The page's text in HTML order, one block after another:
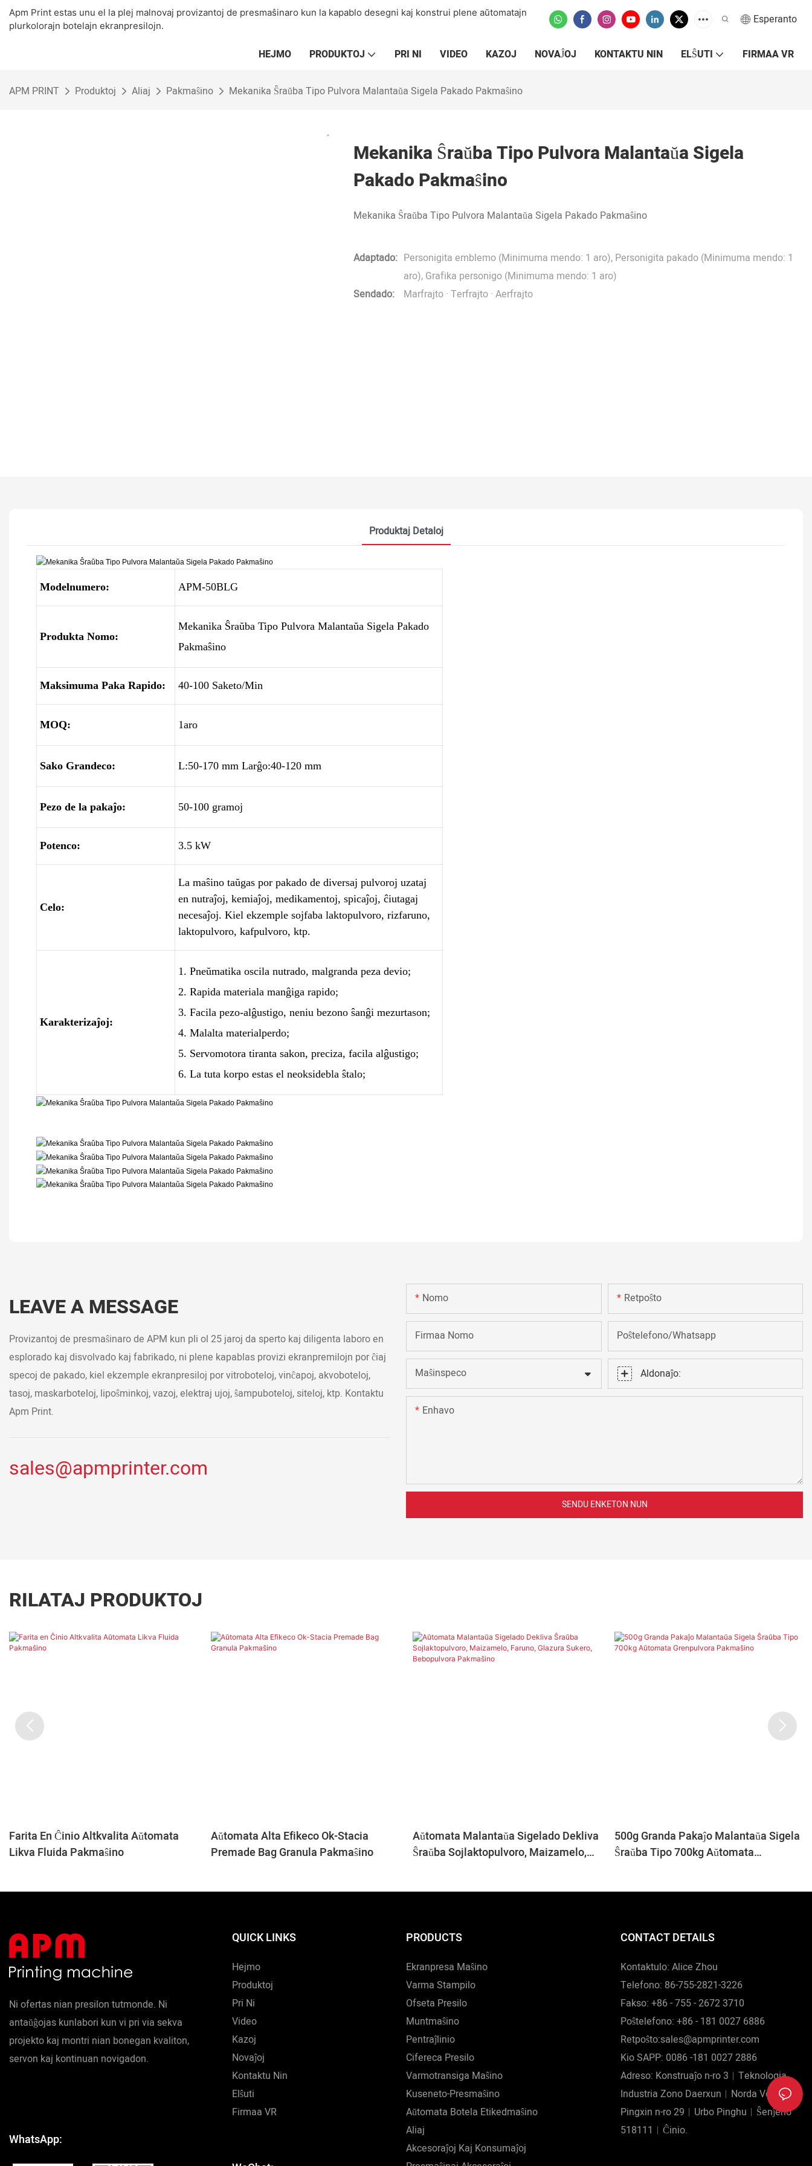
Apm Print estas unu el la plej malnovaj provizantoj de presmaŝinaro kun la kapablo desegni kaj konstrui plene aŭtomatajn
plurkolorajn botelajn ekranpresilojn.
Esperanto
HEJMO PRODUKTOJ PRI NI VIDEO KAZOJ NOVAĴOJ KONTAKTU NIN ELŜUTI FIRMAA VR
APM PRINT Produktoj Aliaj Pakmaŝino Mekanika Ŝraŭba Tipo Pulvora Malantaŭa Sigela Pakado Pakmaŝino
Mekanika Ŝraŭba Tipo Pulvora Malantaŭa Sigela
Pakado Pakmaŝino
Mekanika Ŝraŭba Tipo Pulvora Malantaŭa Sigela Pakado Pakmaŝino
Adaptado: Personigita emblemo (Minimuma mendo: 1 aro), Personigita pakado (Minimuma mendo: 1
aro), Grafika personigo (Minimuma mendo: 1 aro)
Sendado:
Marfrajto · Terfrajto · Aerfrajto
Produktaj Detaloj
Modelnumero: APM-50BLG
Produkta Nomo:
Mekanika Ŝraŭba Tipo Pulvora Malantaŭa Sigela Pakado
Pakmaŝino
Maksimuma Paka Rapido: 40-100 Saketo/Min
MOQ: 1aro
Sako Grandeco: L:50-170 mm Larĝo:40-120 mm
Pezo de la pakaĵo: 50-100 gramoj
Potenco: 3.5 kW
Celo:
La maŝino taŭgas por pakado de diversaj pulvoroj uzataj
en nutraĵoj, kemiaĵoj, medikamentoj, spicaĵoj, ĉiutagaj
necesaĵoj. Kiel ekzemple sojfaba laktopulvoro, rizfaruno,
laktopulvoro, kafpulvoro, ktp.
Karakterizaĵoj:
1. Pneŭmatika oscila nutrado, malgranda peza devio;
2. Rapida materiala manĝiga rapido;
3. Facila pezo-alĝustigo, neniu bezono ŝanĝi mezurtason;
4. Malalta materialperdo;
5. Servomotora tiranta sakon, preciza, facila alĝustigo;
6. La tuta korpo estas el neoksidebla ŝtalo;
LEAVE A MESSAGE
Provizantoj de presmaŝinaro de APM kun pli ol 25 jaroj da sperto kaj diligenta laboro en
esplorado kaj disvolvado kaj fabrikado, ni plene kapablas provizi ekranpremilojn por ĉiaj
specoj de pakado, kiel ekzemple ekranpresiloj por vitroboteloj, vinĉapoj, akvoboteloj,
tasoj, maskarboteloj, lipoŝminkoj, vazoj, elektraj ujoj, ŝampuboteloj, siteloj, ktp. Kontaktu
Apm Print.
sales@apmprinter.com
Nomo Retpoŝto
Firmaa Nomo Poŝtelefono/Whatsapp
Maŝinspeco Aldonaĵo:
Enhavo
SENDU ENKETON NUN
RILATAJ PRODUKTOJ
Farita En Ĉinio Altkvalita Aŭtomata
Likva Fluida Pakmaŝino
Aŭtomata Alta Efikeco Ok-Stacia
Premade Bag Granula Pakmaŝino
Aŭtomata Malantaŭa Sigelado Dekliva
Ŝraŭba Sojlaktopulvoro, Maizamelo,
500g Granda Pakaĵo Malantaŭa Sigela
Ŝraŭba Tipo 700kg Aŭtomata
Ni ofertas nian presilon tutmonde. Ni
antaŭĝojas kunlabori kun vi pri via sekva
projekto kaj montri nian bonegan kvaliton,
servon kaj kontinuan novigadon.
WhatsApp:
QUICK LINKS
Hejmo
Produktoj
Pri Ni
Video
Kazoj
Novaĵoj
Kontaktu Nin
Elŝuti
Firmaa VR
PRODUCTS
Ekranpresa Maŝino
Varma Stampilo
Ofseta Presilo
Muntmaŝino
Pentraĵlinio
Cifereca Presilo
Varmotransiga Maŝino
Kuseneto-Presmaŝino
Aŭtomata Botela Etikedmaŝino
Aliaj
Akcesoraĵoj Kaj Konsumaĵoj
CONTACT DETAILS
Kontaktulo: Alice Zhou
Telefono: 86-755-2821-3226
Fakso: +86 - 755 - 2672 3710
Poŝtelefono: +86 - 181 0027 6886
Retpoŝto:sales@apmprinter.com
Kio SAPP: 0086 -181 0027 2886
Adreso: Konstruaĵo n-ro 3︱Teknologia
Industria Zono Daerxun︱Norda Vojo
Pingxin n-ro 29︱Urbo Pinghu︱Ŝenĵeno
518111︱Ĉinio.